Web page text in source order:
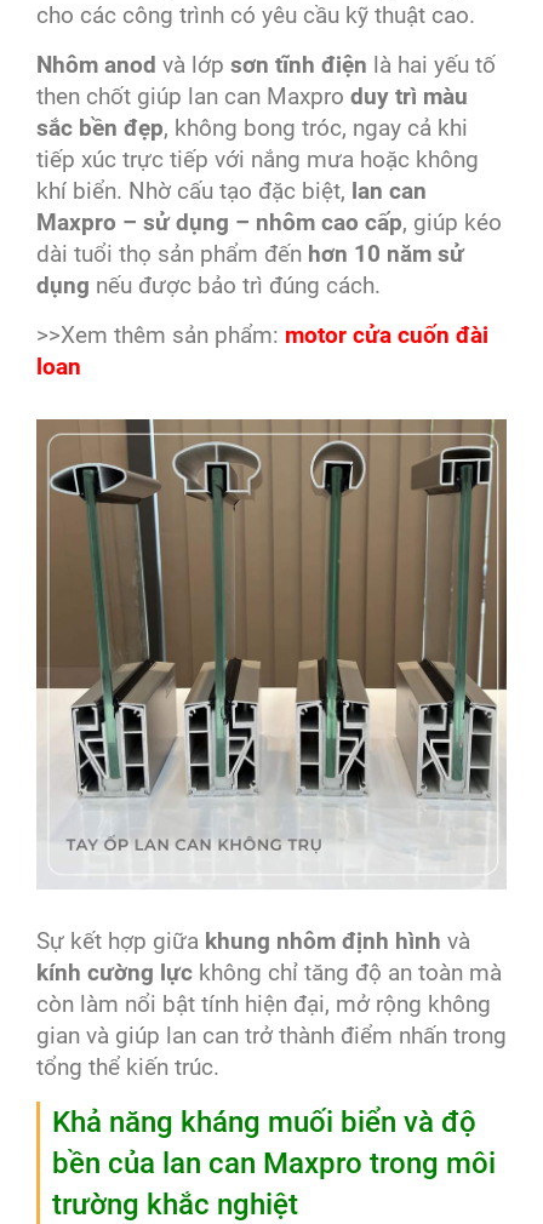
cho các công trình có yêu cầu kỹ thuật cao.
Nhôm anod và lớp sơn tĩnh điện là hai yếu tố
then chốt giúp lan can Maxpro duy trì màu
sắc bền đẹp, không bong tróc, ngay cả khi
tiếp xúc trực tiếp với nắng mưa hoặc không
khí biển. Nhờ cấu tạo đặc biệt, lan can
Maxpro – sử dụng – nhôm cao cấp, giúp kéo
dài tuổi thọ sản phẩm đến hơn 10 năm sử
dụng nếu được bảo trì đúng cách.
>>Xem thêm sản phẩm: motor cửa cuốn đài
loan
Sự kết hợp giữa khung nhôm định hình và
kính cường lực không chỉ tăng độ an toàn mà
còn làm nổi bật tính hiện đại, mở rộng không
gian và giúp lan can trở thành điểm nhấn trong
tổng thể kiến trúc.
Khả năng kháng muối biển và độ
bền của lan can Maxpro trong môi
trường khắc nghiệt